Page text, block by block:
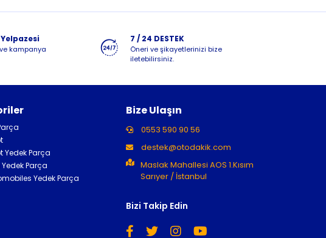
kampanya
7 / 24 DESTEK
Öneri ve şikayetlerinizi bize
iletebilirsiniz.
Yedek Parça
Parça
Yedek Parça
Bize Ulaşın
0553 590 90 56
destek@otodakik.com
Maslak Mahallesi AOS 1.Kısım
Sarıyer / İstanbul
Bizi Takip Edin